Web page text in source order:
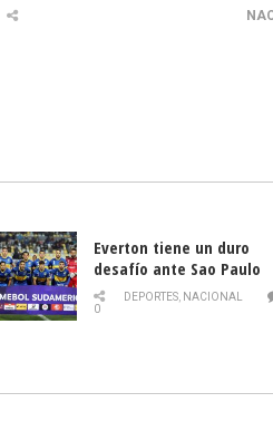
Everton tiene un duro
desafío ante Sao Paulo
DEPORTES, NACIONAL
0